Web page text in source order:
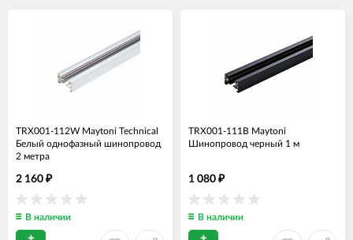
TRX001-112W Maytoni Technical
Белый однофазный шинопровод
2 метра
2 160 ₽
В наличии
TRX001-111B Maytoni
Шинопровод черный 1 м
1 080 ₽
В наличии